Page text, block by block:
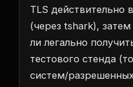
TLS действительно
(через tshark),
ли легально
тестового стенда
систем/